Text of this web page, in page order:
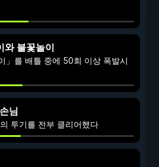
와 불꽃놀이
」를 배틀 중에 50회 이상 폭발시
님
투기를 전부 클리어했다